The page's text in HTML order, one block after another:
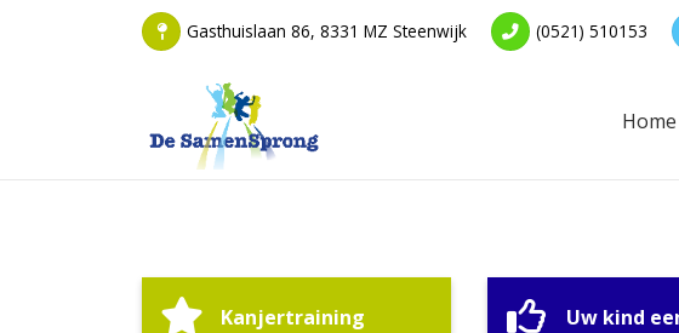
Gasthuislaan 86, 8331 MZ Steenwijk (0521) 510153
Home
Kanjertraining Uw kind